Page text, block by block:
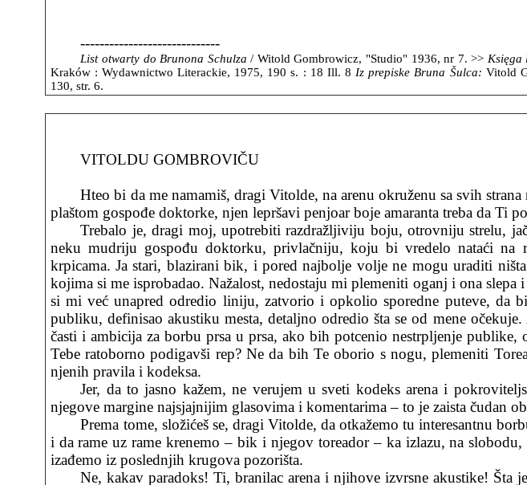
-----------------------------
List otwarty do Brunona Schulza/ Witold Gombrowicz, "Studio" 1936, nr 7. >> Księga
Kraków : Wydawnictwo Literackie, 1975, 190 s. : 18 Ill. 8 Iz prepiske Bruna Šulca: Vitold
130, str. 6.
VITOLDU GOMBROVIČU
Hteo bi da me namamiš, dragi Vitolde, na arenu okruženu sa svih
plaštom gospođe doktorke, njen lepršavi penjoar boje amaranta treba da Ti
Trebalo je, dragi moj, upotrebiti razdražljiviju boju, otrovniju strelu,
neku mudriju gospođu doktorku, privlačniju, koju bi vredelo nataći na
krpicama. Ja stari, blazirani bik, i pored najbolje volje ne mogu uraditi
kojima si me isprobadao. Nažalost, nedostaju mi plemeniti oganj i ona
si mi već unapred odredio liniju, zatvorio i opkolio sporedne puteve, da
publiku, definisao akustiku mesta, detaljno odredio šta se od mene
časti i ambicija za borbu prsa u prsa, ako bih potcenio nestrpljenje
Tebe ratoborno podigavši rep? Ne da bih Te oborio s nogu, plemeniti
njenih pravila i kodeksa.
Jer, da to jasno kažem, ne verujem u sveti kodeks arena i
njegove margine najsjajnijim glasovima i komentarima – to je zaista čudan
Prema tome, složićeš se, dragi Vitolde, da otkažemo tu interesantnu
i da rame uz rame krenemo – bik i njegov toreador – ka izlazu, na
izađemo iz poslednjih krugova pozorišta.
Ne, kakav paradoks! Ti, branilac arena i njihove izvrsne akustike!